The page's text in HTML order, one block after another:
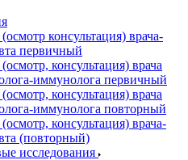
консультация) врача-
первичный
консультация) врача
иммунолога первичный
консультация) врача
иммунолога повторный
консультация) врача-
(повторный)
исследования